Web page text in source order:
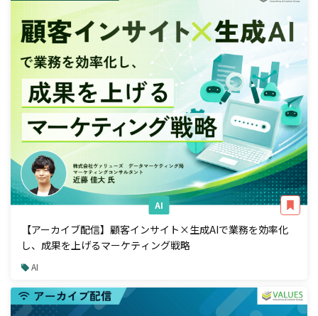
AI
【アーカイブ配信】顧客インサイト×生成AIで業務を効率化
し、成果を上げるマーケティング戦略
AI